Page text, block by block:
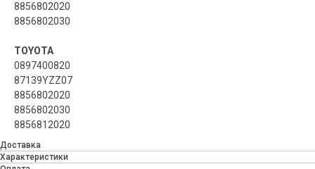
8856802020
8856802030
TOYOTA
0897400820
87139YZZ07
8856802020
8856802030
8856812020
Доставка
Характеристики